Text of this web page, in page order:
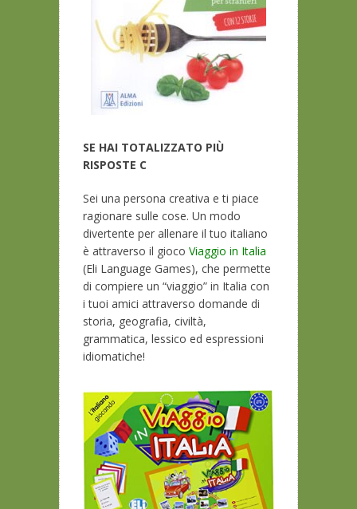
SE HAI TOTALIZZATO PIÙ
RISPOSTE C
Sei una persona creativa e ti piace
ragionare sulle cose. Un modo
divertente per allenare il tuo italiano
è attraverso il gioco Viaggio in Italia
(Eli Language Games), che permette
di compiere un “viaggio” in Italia con
i tuoi amici attraverso domande di
storia, geografia, civiltà,
grammatica, lessico ed espressioni
idiomatiche!